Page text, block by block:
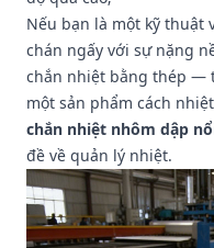
Nếu bạn là một kỹ thuật
chán ngấy với sự nặng
chắn nhiệt bằng thép —
một sản phẩm cách
chắn nhiệt nhôm dập
đề về quản lý nhiệt.